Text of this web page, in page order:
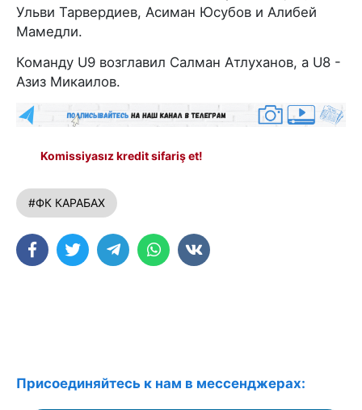
Ульви Тарвердиев, Асиман Юсубов и Алибей
Мамедли.
Команду U9 возглавил Салман Атлуханов, а U8 -
Азиз Микаилов.
Komissiyasız kredit sifariş et!
#ФК КАРАБАХ
Присоединяйтесь к нам в мессенджерах: